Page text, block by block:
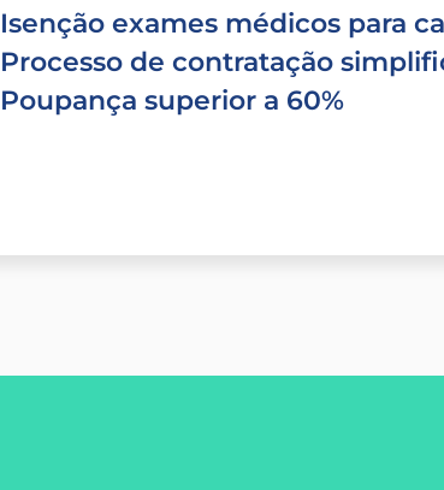
Isenção exames médicos para
Processo de contratação
Poupança superior a 60%